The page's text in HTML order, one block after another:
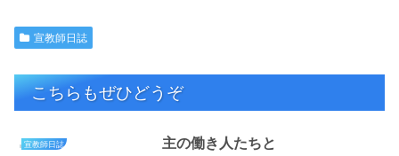
宣教師日誌
こちらもぜひどうぞ
宣教師日誌 主の働き人たちと